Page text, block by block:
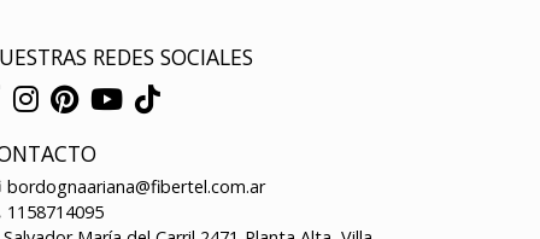
REDES SOCIALES
bordognaariana@fibertel.com.ar
1158714095